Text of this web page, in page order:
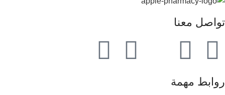
تواصل معنا
روابط مهمة